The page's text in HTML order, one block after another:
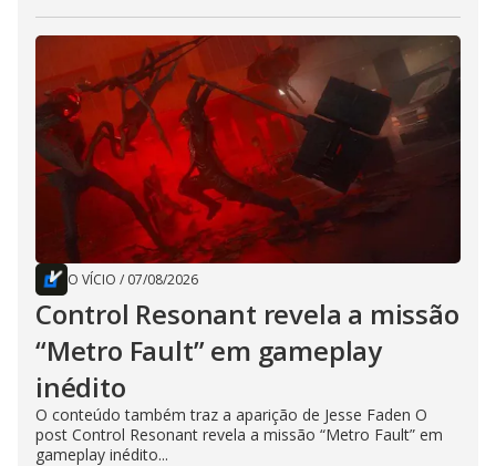
O VÍCIO / 07/08/2026
Control Resonant revela a missão
“Metro Fault” em gameplay
inédito
O conteúdo também traz a aparição de Jesse Faden O
post Control Resonant revela a missão “Metro Fault” em
gameplay inédito...